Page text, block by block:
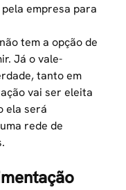
empresa para
tem a opção de
Já o vale-
tanto em
vai ser eleita
ela será
rede de